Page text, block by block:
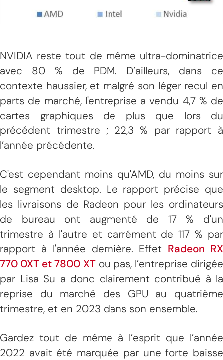
NVIDIA reste tout de même ultra-dominatrice
avec 80 % de PDM. D’ailleurs, dans ce
contexte haussier, et malgré son léger recul en
parts de marché, l'entreprise a vendu 4,7 % de
cartes graphiques de plus que lors du
précédent trimestre ; 22,3 % par rapport à
l’année précédente.
C'est cependant moins qu'AMD, du moins sur
le segment desktop. Le rapport précise que
les livraisons de Radeon pour les ordinateurs
de bureau ont augmenté de 17 % d'un
trimestre à l'autre et carrément de 117 % par
rapport à l'année dernière. Effet Radeon RX
770 0XT et 7800 XTou pas, l’entreprise dirigée
par Lisa Su a donc clairement contribué à la
reprise du marché des GPU au quatrième
trimestre, et en 2023 dans son ensemble.
Gardez tout de même à l’esprit que l’année
2022 avait été marquée par une forte baisse